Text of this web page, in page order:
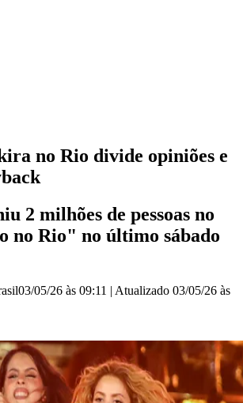
no Rio divide opiniões e
2 milhões de pessoas no
no Rio" no último sábado
03/05/26 às 09:11 | Atualizado 03/05/26 às